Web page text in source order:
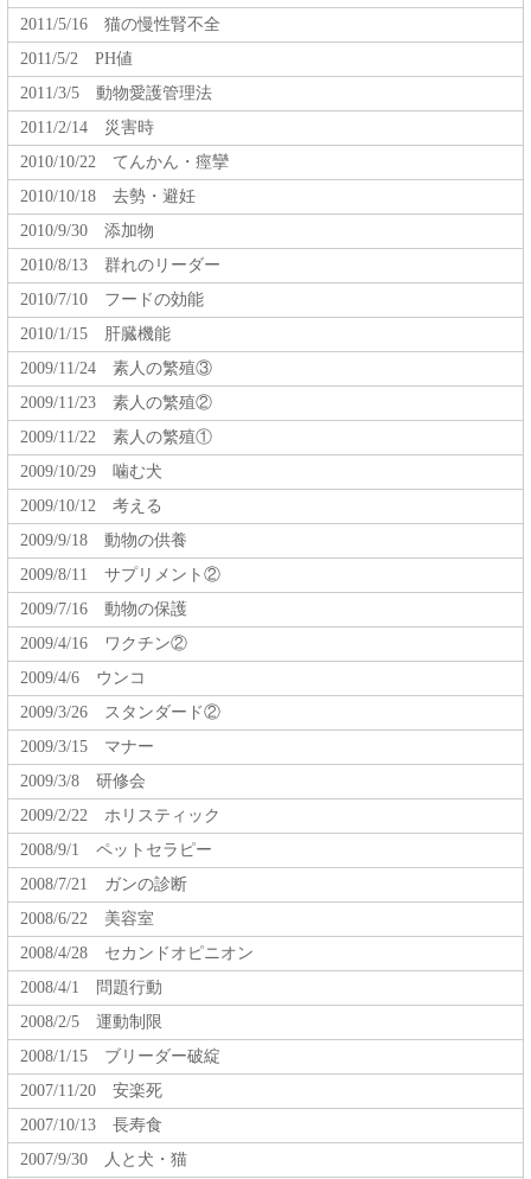
2011/5/16 猫の慢性腎不全
2011/5/2 PH値
2011/3/5 動物愛護管理法
2011/2/14 災害時
2010/10/22 てんかん・痙攣
2010/10/18 去勢・避妊
2010/9/30 添加物
2010/8/13 群れのリーダー
2010/7/10 フードの効能
2010/1/15 肝臓機能
2009/11/24 素人の繁殖③
2009/11/23 素人の繁殖②
2009/11/22 素人の繁殖①
2009/10/29 噛む犬
2009/10/12 考える
2009/9/18 動物の供養
2009/8/11 サプリメント②
2009/7/16 動物の保護
2009/4/16 ワクチン②
2009/4/6 ウンコ
2009/3/26 スタンダード②
2009/3/15 マナー
2009/3/8 研修会
2009/2/22 ホリスティック
2008/9/1 ペットセラピー
2008/7/21 ガンの診断
2008/6/22 美容室
2008/4/28 セカンドオピニオン
2008/4/1 問題行動
2008/2/5 運動制限
2008/1/15 ブリーダー破綻
2007/11/20 安楽死
2007/10/13 長寿食
2007/9/30 人と犬・猫